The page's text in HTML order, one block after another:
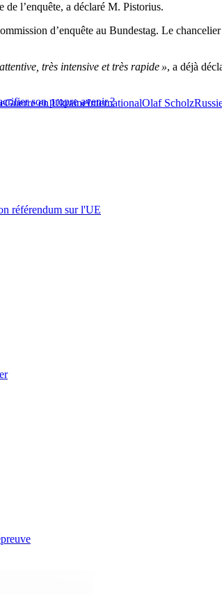
de l’enquête, a déclaré M. Pistorius.
d’enquête au Bundestag. Le
très intensive et très rapide », a déjà
son propre avenir ?
Guerre en UkraineInternationalOlaf Scholz
référendum sur l'UE